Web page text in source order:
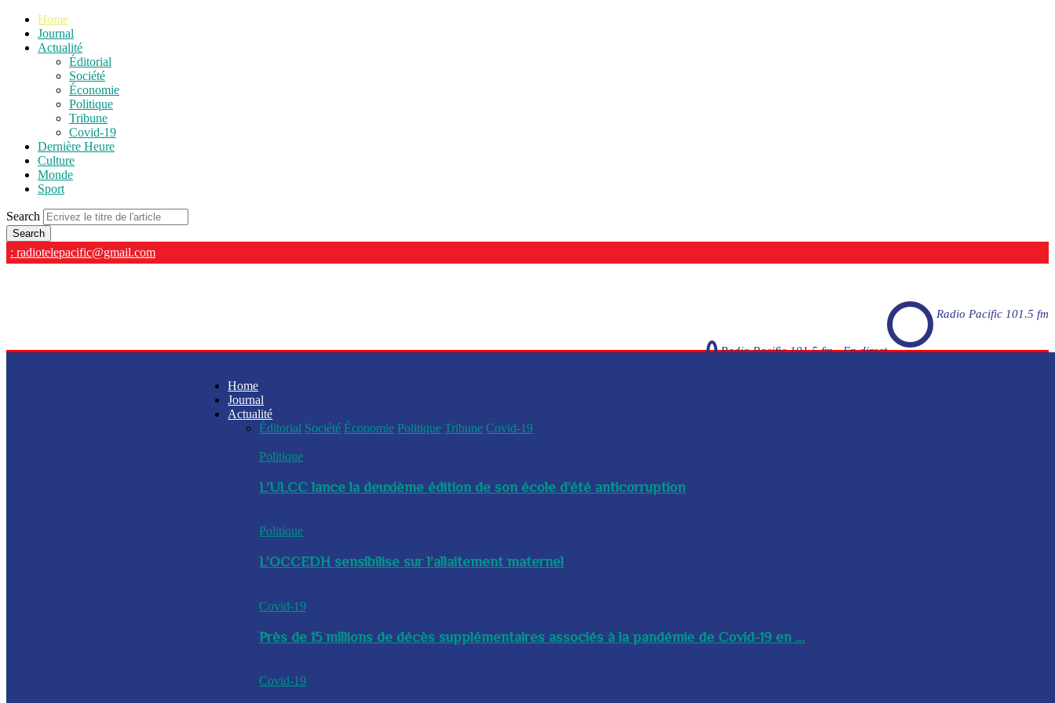
Home
Journal
Actualité
Éditorial
Société
Économie
Politique
Tribune
Covid-19
Dernière Heure
Culture
Monde
Sport
Search
: radiotelepacific@gmail.com
Radio Pacific 101.5 fm
Radio Pacific 101.5 fm - En direct
Home
Journal
Actualité
Éditorial Société Économie Politique Tribune Covid-19
Politique
L’ULCC lance la deuxième édition de son école d’été anticorruption
Politique
L’OCCEDH sensibilise sur l’allaitement maternel
Covid-19
Près de 15 millions de décès supplémentaires associés à la pandémie de Covid-19 en ...
Covid-19